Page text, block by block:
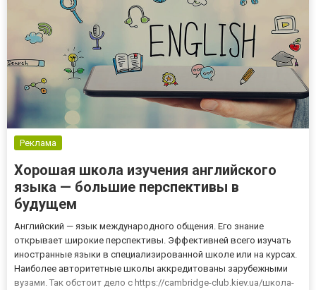
Реклама
Хорошая школа изучения английского
языка — большие перспективы в
будущем
Английский — язык международного общения. Его знание
открывает широкие перспективы. Эффективней всего изучать
иностранные языки в специализированной школе или на курсах.
Наиболее авторитетные школы аккредитованы зарубежными
вузами. Так обстоит дело с https://cambridge-club.kiev.ua/школа-